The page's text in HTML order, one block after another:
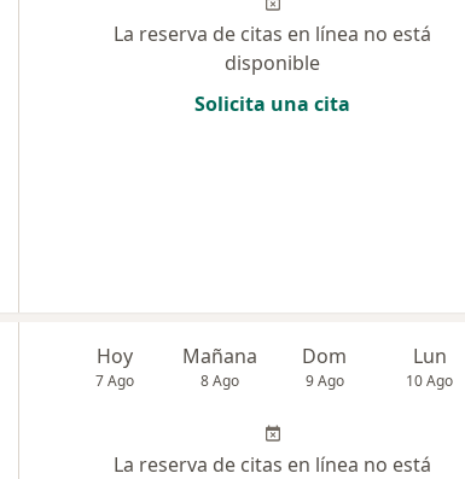
La reserva de citas en línea no está
disponible
Solicita una cita
Hoy
7 Ago
Mañana
8 Ago
Dom
9 Ago
Lun
10 Ago
La reserva de citas en línea no está